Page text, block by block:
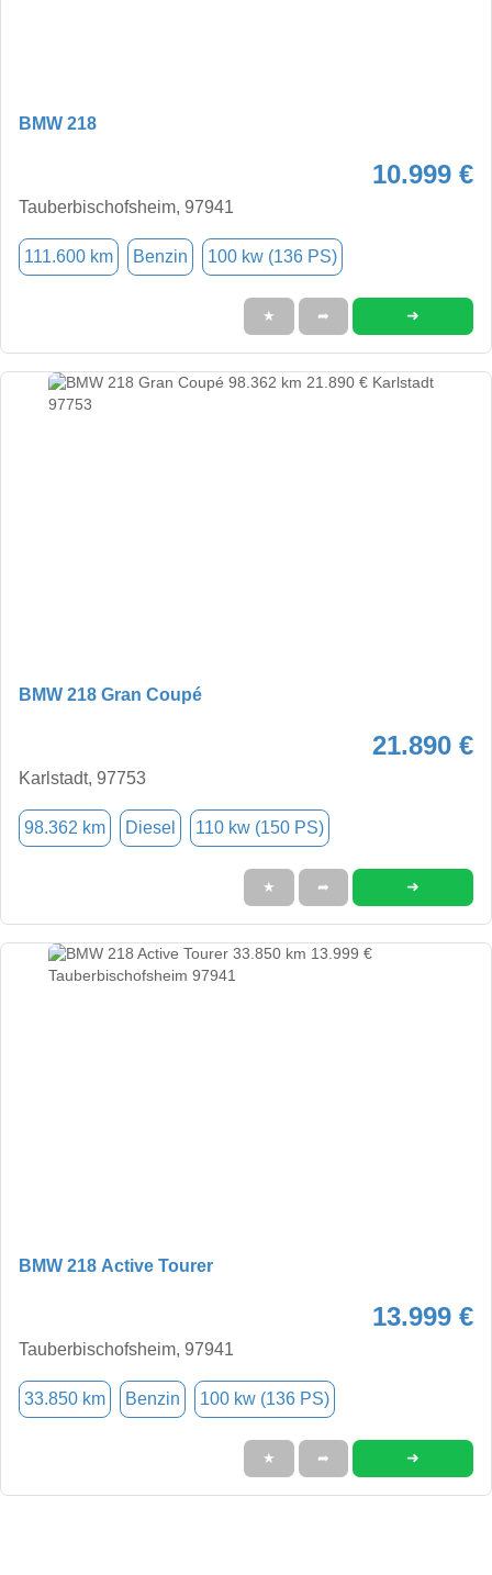
BMW 218
10.999 €
Tauberbischofsheim, 97941
111.600 km Benzin 100 kw (136 PS)
★ ➦ ➜
BMW 218 Gran Coupé
21.890 €
Karlstadt, 97753
98.362 km Diesel 110 kw (150 PS)
★ ➦ ➜
BMW 218 Active Tourer
13.999 €
Tauberbischofsheim, 97941
33.850 km Benzin 100 kw (136 PS)
★ ➦ ➜